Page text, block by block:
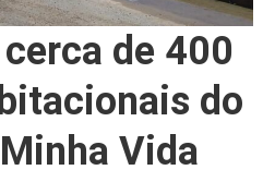
de 400
do
Vida